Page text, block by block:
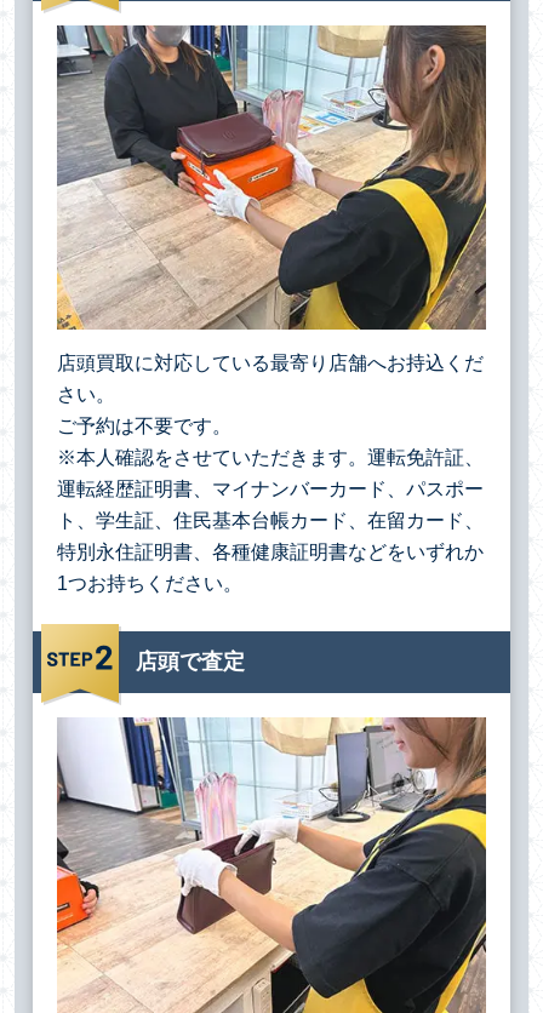
店頭買取に対応している最寄り店舗へお持込くだ
さい。
ご予約は不要です。
※本人確認をさせていただきます。運転免許証、
運転経歴証明書、マイナンバーカード、パスポー
ト、学生証、住民基本台帳カード、在留カード、
特別永住証明書、各種健康証明書などをいずれか
1つお持ちください。
店頭で査定